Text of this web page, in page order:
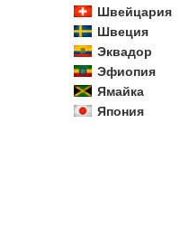
Швейцария
Швеция
Эквадор
Эфиопия
Ямайка
Япония